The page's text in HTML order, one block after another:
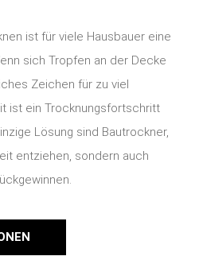
ist für viele Hausbauer eine
sich Tropfen an der Decke
Zeichen für zu viel
ist ein Trocknungsfortschritt
Lösung sind Bautrockner,
entziehen, sondern auch